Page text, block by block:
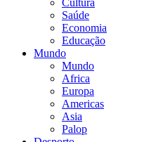
Cultura
Saúde
Economia
Educação
Mundo
Mundo
Africa
Europa
Americas
Asia
Palop